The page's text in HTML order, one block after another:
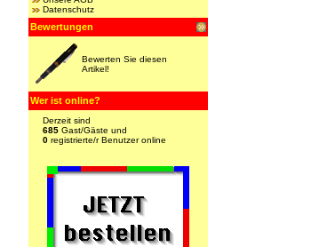
Datenschutz
Bewertungen
Bewerten Sie diesen
Artikel!
Wer ist online?
Derzeit sind
685 Gast/Gäste und
0 registrierte/r Benutzer online